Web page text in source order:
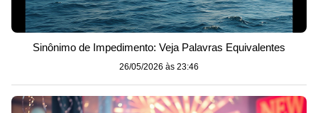
Sinônimo de Impedimento: Veja Palavras Equivalentes
26/05/2026 às 23:46